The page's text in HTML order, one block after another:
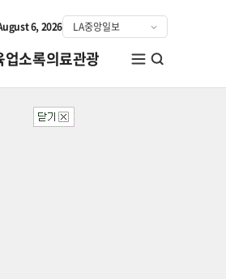
6, 2026
업소록의료관광